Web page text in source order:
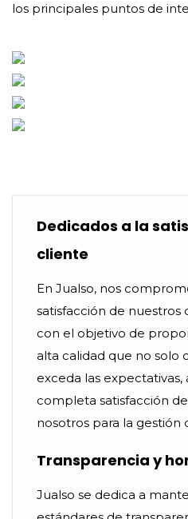
los principales puntos de
Dedicados a la
cliente
En Jualso, nos
satisfacción de nuestros
con el objetivo de
alta calidad que no solo
exceda las expectativas,
completa satisfacción
nosotros para la gestión
Transparencia y
Jualso se dedica a